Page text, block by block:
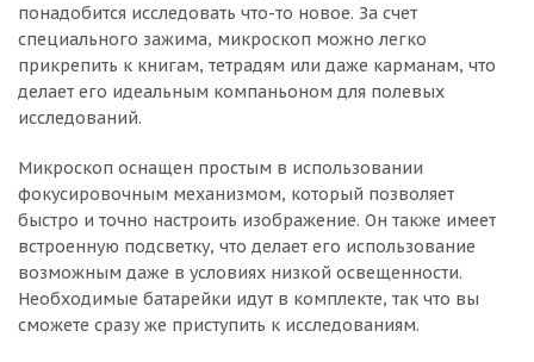
понадобится исследовать что-то новое. За счет
специального зажима, микроскоп можно легко
прикрепить к книгам, тетрадям или даже карманам, что
делает его идеальным компаньоном для полевых
исследований.
Микроскоп оснащен простым в использовании
фокусировочным механизмом, который позволяет
быстро и точно настроить изображение. Он также имеет
встроенную подсветку, что делает его использование
возможным даже в условиях низкой освещенности.
Необходимые батарейки идут в комплекте, так что вы
сможете сразу же приступить к исследованиям.